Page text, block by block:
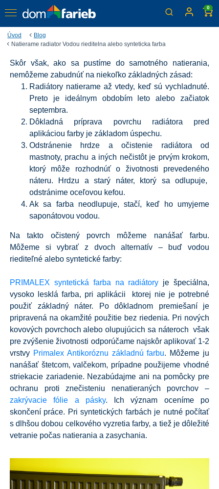
0
Úvod
Blog
Natierame radiator Vodou rieditelna alebo synteticka farba
Natierame radiátor. Vodou
riediteľná alebo syntetická
farba?
Ak máte pocit, že by si vaše radiátory zaslúžili nový,
svieži vzhľad, nemusíte čakať na odborníka, ktorý by ich
odmontoval a v dielni nastriekal novou farbou. S
kvalitnými farbami to zvládnete aj sami.
Skôr však, ako sa pustíme do samotného natierania,
nemôžeme zabudnúť na niekoľko základných zásad:
Radiátory natierame až vtedy, keď sú vychladnuté.
Preto je ideálnym obdobím leto alebo začiatok
septembra.
Dôkladná príprava povrchu radiátora pred
aplikáciou farby je základom úspechu.
Odstránenie hrdze a očistenie radiátora od
mastnoty, prachu a iných nečistôt je prvým krokom,
ktorý môže rozhodnúť o životnosti prevedeného
náteru. Hrdzu a starý náter, ktorý sa odlupuje,
odstránime oceľovou kefou.
Ak sa farba neodlupuje, stačí, keď ho umyjeme
saponátovou vodou.
Na takto očistený povrch môžeme nanášať farbu.
Môžeme si vybrať z dvoch alternatív – buď vodou
riediteľné alebo syntetické farby:
PRIMALEX syntetická farba na radiátory je špeciálna,
vysoko lesklá farba, pri aplikácii ktorej nie je potrebné
použiť základný náter. Po dôkladnom premiešaní je
pripravená na okamžité použitie bez riedenia. Pri nových
kovových povrchoch alebo olupujúcich sa náteroch však
pre zvýšenie životnosti odporúčame najskôr aplikovať 1-2
vrstvy Primalex Antikoróznu základnú farbu. Môžeme ju
nanášať štetcom, valčekom, prípadne použijeme vhodné
striekacie zariadenie. Nezabúdajme ani na pomôcky pre
ochranu proti znečisteniu nenatieraných povrchov –
zakrývacie fólie a pásky. Ich význam oceníme po
skončení práce. Pri syntetických farbách je nutné počítať
s dlhšou dobou celkového vyzretia farby, a tiež je dôležité
vetranie počas natierania a zasychania.